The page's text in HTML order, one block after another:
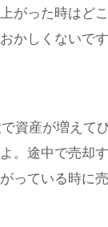
がった時はど
かしくないで
資産が増えて
。途中で売却
っている時に